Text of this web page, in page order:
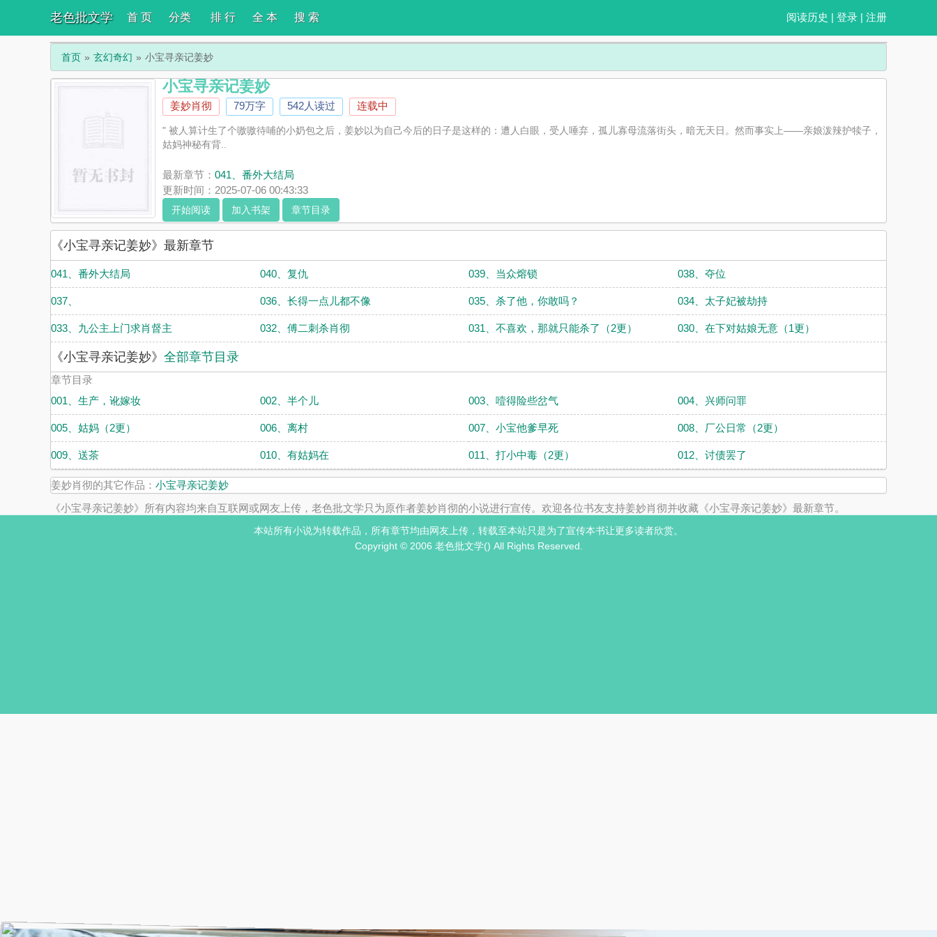
老色批文学 阅读历史 | 登录 | 注册
首 页 分类 排 行 全 本 搜 索
首页 玄幻奇幻 小宝寻亲记姜妙
小宝寻亲记姜妙
姜妙肖彻 79万字 542人读过 连载中
" 被人算计生了个嗷嗷待哺的小奶包之后，姜妙以为自己今后的日子是这样的：遭人白眼，受人唾弃，孤儿寡母流落街头，暗无天日。然而事实上——亲娘泼辣护犊子，
姑妈神秘有背..
最新章节： 041、番外大结局
更新时间：2025-07-06 00:43:33
开始阅读 加入书架 章节目录
《小宝寻亲记姜妙》最新章节
041、番外大结局 040、复仇 039、当众熔锁 038、夺位
037、 036、长得一点儿都不像 035、杀了他，你敢吗？ 034、太子妃被劫持
033、九公主上门求肖督主 032、傅二刺杀肖彻 031、不喜欢，那就只能杀了（2更） 030、在下对姑娘无意（1更）
《小宝寻亲记姜妙》 全部章节目录
章节目录
001、生产，讹嫁妆
002、半个儿 003、噎得险些岔气 004、兴师问罪
005、姑妈（2更） 006、离村 007、小宝他爹早死 008、厂公日常（2更）
009、送茶 010、有姑妈在 011、打小中毒（2更） 012、讨债罢了
姜妙肖彻的其它作品： 小宝寻亲记姜妙
《小宝寻亲记姜妙》所有内容均来自互联网或网友上传，老色批文学只为原作者姜妙肖彻的小说进行宣传。欢迎各位书友支持姜妙肖彻并收藏《小宝寻亲记姜妙》最新章节。
本站所有小说为转载作品，所有章节均由网友上传，转载至本站只是为了宣传本书让更多读者欣赏。
Copyright © 2006 老色批文学() All Rights Reserved.